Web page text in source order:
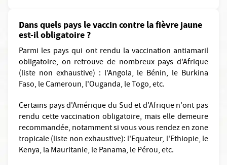
Dans quels pays le vaccin contre la fièvre jaune
est-il obligatoire ?
Parmi les pays qui ont rendu la vaccination antiamaril
obligatoire, on retrouve de nombreux pays d'Afrique
(liste non exhaustive) : l'Angola, le Bénin, le Burkina
Faso, le Cameroun, l'Ouganda, le Togo, etc.
Certains pays d'Amérique du Sud et d'Afrique n'ont pas
rendu cette vaccination obligatoire, mais elle demeure
recommandée, notamment si vous vous rendez en zone
tropicale (liste non exhaustive): l'Equateur, l'Ethiopie, le
Kenya, la Mauritanie, le Panama, le Pérou, etc.